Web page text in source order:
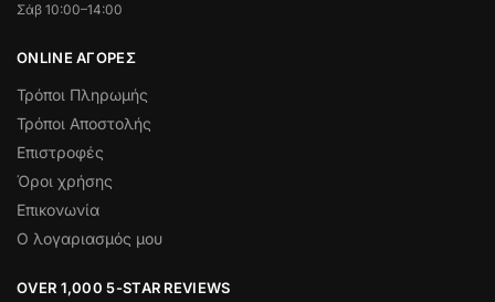
Σάβ 10:00–14:00
ONLINE ΑΓΟΡΕΣ
Τρόποι Πληρωμής
Τρόποι Αποστολής
Επιστροφές
Όροι χρήσης
Επικονωνία
Ο λογαριασμός μου
OVER 1,000 5-STAR REVIEWS